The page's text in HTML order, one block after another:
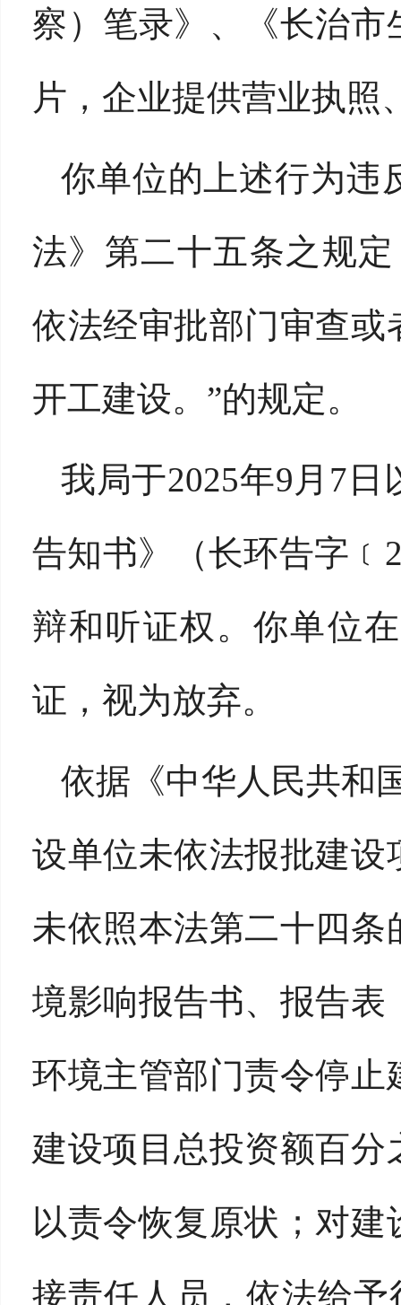
察）笔录》、《长治
片，企业提供营业执照
你单位的上述行为违
法》第二十五条之规
依法经审批部门审查
开工建设。”的规定。
我局于2025年9月7
告知书》（长环告字
辩和听证权。你单位
证，视为放弃。
依据《中华人民共和
设单位未依法报批建
未依照本法第二十四
境影响报告书、报告
环境主管部门责令停
建设项目总投资额百
以责令恢复原状；对
接责任人员，依法给